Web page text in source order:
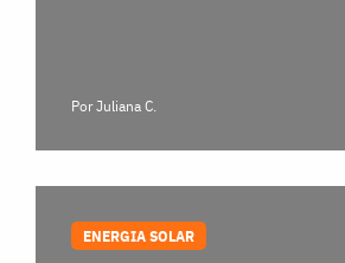
Por Juliana C.
ENERGIA SOLAR